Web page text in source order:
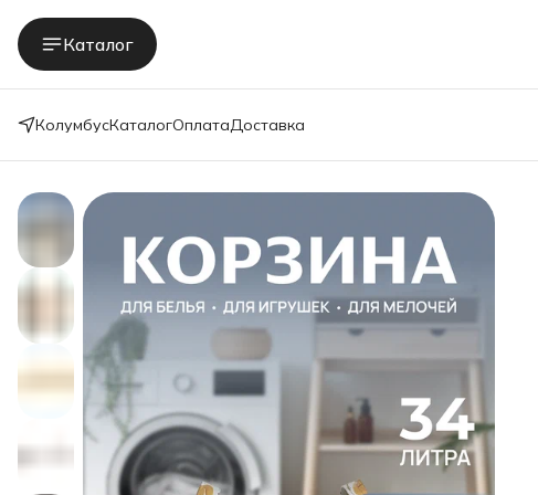
Каталог
КолумбусКаталогОплатаДоставка